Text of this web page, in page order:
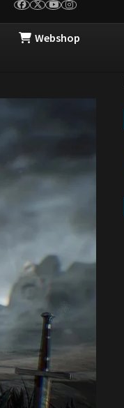
Webshop